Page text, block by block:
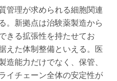
管理が求められる細胞関連
。新拠点は治験薬製造から
きる拡張性を持たせてお
えた体制整備といえる。医
能力だけでなく、保管、
イチェーン全体の安定性が